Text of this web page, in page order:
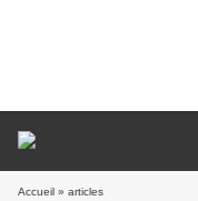
Accueil » articles